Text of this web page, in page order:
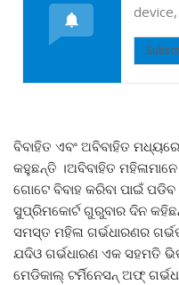
ବିବାହିତ ଏବଂ ଅବିବାହିତ ମଧ୍ୟରେ
କହୁଛନ୍ତି ।ଅବିବାହିତ ମହିଳାମାନେ
ଗୋଟେ ବିବାହ କରିବା ପାଇଁ
ସୁପ୍ରିମକୋର୍ଟ ଗୁରୁବାର ଦିନ
ସମସ୍ତ ମହିଳା ଗର୍ଭଧାରଣର
ଯଦିଓ ଗର୍ଭଧାରଣ ଏକ ସହମତି
ମେଡିକାଲ୍ ଟର୍ମିନେସନ୍ ଅଫ୍